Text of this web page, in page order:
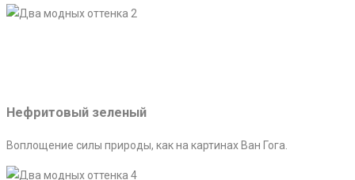
Нефритовый зеленый
Воплощение силы природы, как на картинах Ван Гога.